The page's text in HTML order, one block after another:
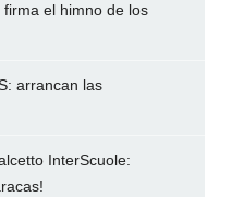
el himno de los
arrancan las
InterScuole: